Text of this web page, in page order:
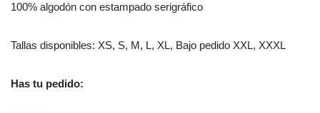
100% algodón con estampado serigráfico
Tallas disponibles: XS, S, M, L, XL, Bajo pedido XXL, XXXL
Has tu pedido: